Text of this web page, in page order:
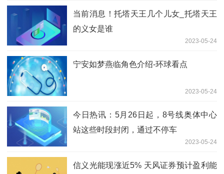
当前消息！托塔天王几个儿女_托塔天王
的义女是谁
2023-05-24
宁安如梦燕临角色介绍-环球看点
2023-05-24
今日热讯：5月26日起，8号线奥体中心
站这些时段封闭，通过不停车
2023-05-24
信义光能现涨近5% 天风证券预计盈利能